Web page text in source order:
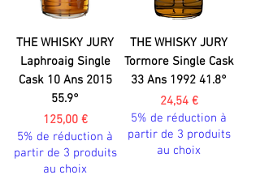
THE WHISKY JURY
Laphroaig Single
Cask 10 Ans 2015
55.9°
Prix
125,00 €
5% de réduction à
partir de 3 produits
au choix
THE WHISKY JURY
Tormore Single Cask
33 Ans 1992 41.8°
Prix
24,54 €
5% de réduction à
partir de 3 produits
au choix